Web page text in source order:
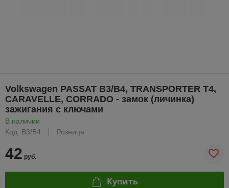
Volkswagen PASSAT B3/B4, TRANSPORTER T4,
CARAVELLE, CORRADO - замок (личинка)
зажигания с ключами
В наличии
Код: B3/B4
Розница
42 руб.
Купить